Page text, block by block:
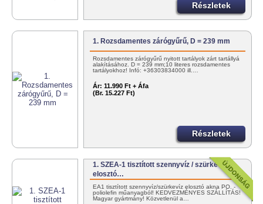
Részletek
1. Rozsdamentes zárógyűrű, D = 239 mm
Rozsdamentes zárógyűrű nyitott tartályok zárt tartállyá
alakításához. D = 239 mm;10 literes rozsdamentes
tartályokhoz! Infó: +36303834000 ill.…
Ár: 11.990 Ft + Áfa
(Br. 15.227 Ft)
Részletek
1. SZEA-1 tisztított szennyvíz / szürkevíz
elosztó…
EA1 tisztított szennyvíz/szürkevíz elosztó akna PO. -
poliolefin műanyagból! KEDVEZMÉNYES SZÁLLÍTÁS!
Magyar gyártmány! Közvetlenül a…